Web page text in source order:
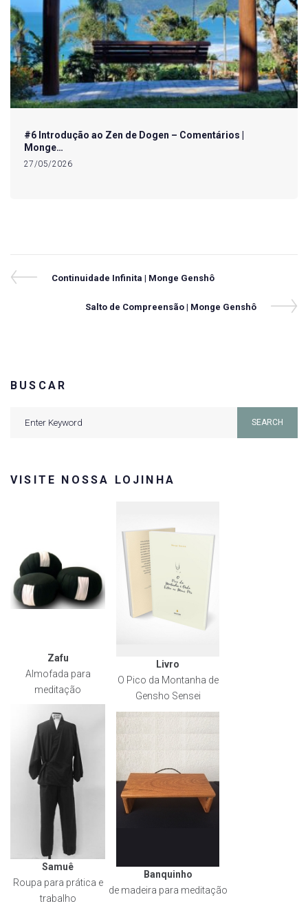
#6 Introdução ao Zen de Dogen – Comentários |
Monge…
27/05/2026
Navegação
Previous
Continuidade Infinita | Monge Genshô
Next
Salto de Compreensão | Monge Genshô
BUSCAR
SEARCH
VISITE NOSSA LOJINHA
Zafu
Almofada para
meditação
Livro
O Pico da Montanha de
Gensho Sensei
Samuê
Roupa para prática e
trabalho
Banquinho
de madeira para meditação